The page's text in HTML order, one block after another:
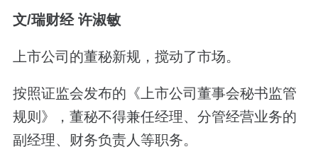
文/瑞财经 许淑敏
上市公司的董秘新规，搅动了市场。
按照证监会发布的《上市公司董事会秘书监管
规则》，董秘不得兼任经理、分管经营业务的
副经理、财务负责人等职务。